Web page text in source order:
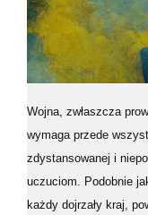
Wojna, zwłaszcza
wymaga przede
zdystansowanej i
uczuciom. Podobnie
każdy dojrzały kraj,